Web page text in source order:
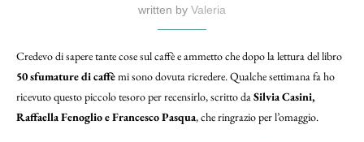
written by Valeria
Credevo di sapere tante cose sul caffè e ammetto che dopo la lettura del libro
50 sfumature di caffèmi sono dovuta ricredere. Qualche settimana fa ho
ricevuto questo piccolo tesoro per recensirlo, scritto daSilvia Casini,
Raffaella Fenoglio e Francesco Pasqua, che ringrazio per l’omaggio.